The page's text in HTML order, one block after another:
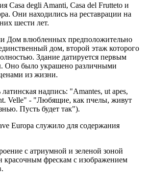
Casa degli Amanti, Casa del Frutteto и
Они находились на реставрации на
шести лет.
Дом влюбленных предположительно
дом, второй этаж которого
Здание датируется первым
Оно было украшено различными
из жизни.
надпись: "Amantes, ut apes,
Velle" - "Любящие, как пчелы, живут
Пусть будет так").
Europa служило для содержания
с атриумной и зеленой зоной
фрескам с изображением